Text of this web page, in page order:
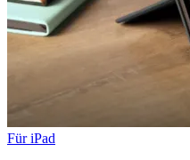
Für iPad